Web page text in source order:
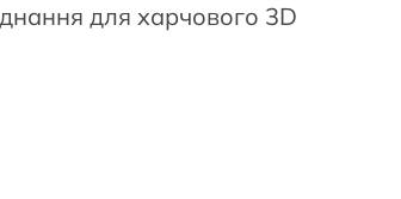
для харчового 3D